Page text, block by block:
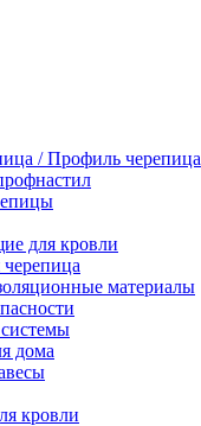
/ Профиль черепица
для кровли
материалы
дома
кровли